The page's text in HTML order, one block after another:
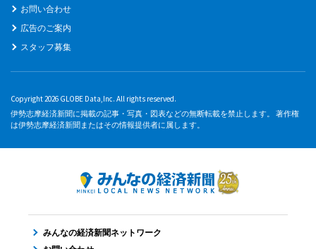
お問い合わせ
広告のご案内
スタッフ募集
Copyright 2026 GLOBE Data,Inc. All rights reserved.
伊勢志摩経済新聞に掲載の記事・写真・図表などの無断転載を禁止します。 著作権
は伊勢志摩経済新聞またはその情報提供者に属します。
みんなの経済新聞ネットワーク